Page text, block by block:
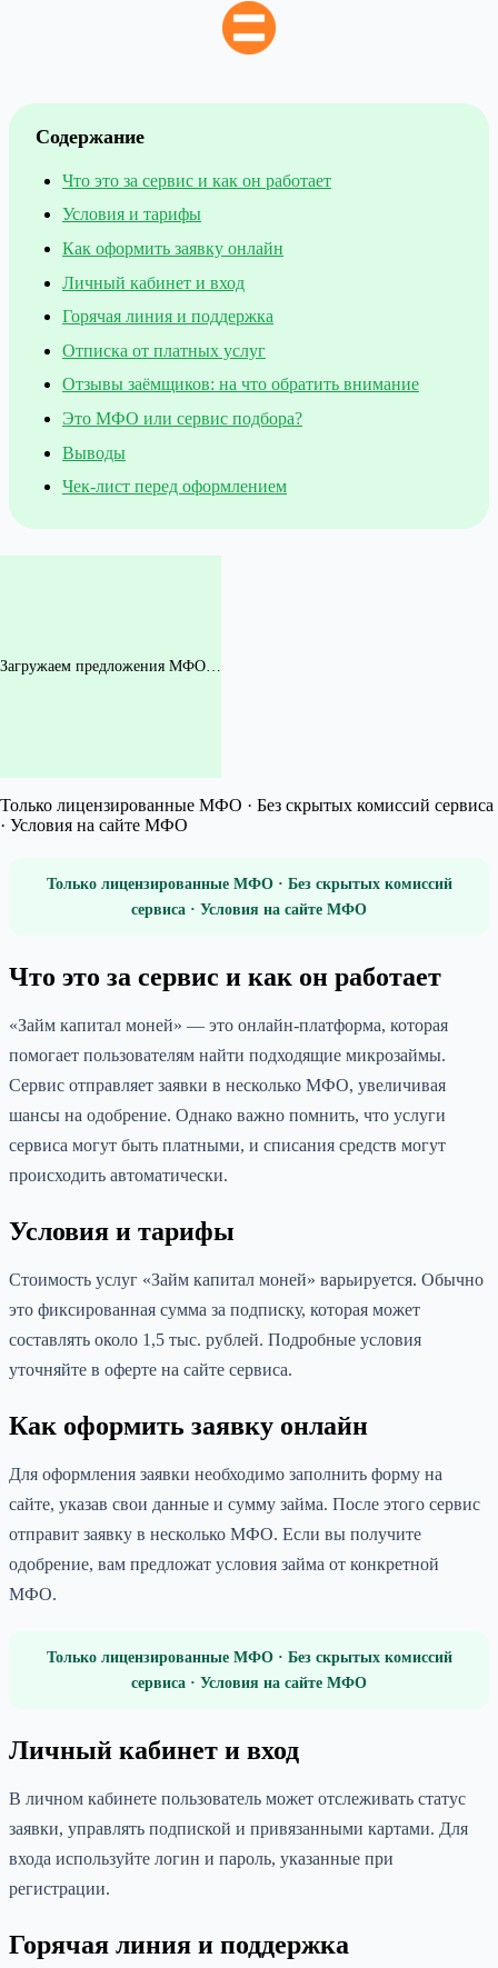
Содержание
Что это за сервис и как он работает
Условия и тарифы
Как оформить заявку онлайн
Личный кабинет и вход
Горячая линия и поддержка
Отписка от платных услуг
Отзывы заёмщиков: на что обратить внимание
Это МФО или сервис подбора?
Выводы
Чек-лист перед оформлением
Загружаем предложения МФО…
Только лицензированные МФО · Без скрытых комиссий сервиса
· Условия на сайте МФО
Только лицензированные МФО · Без скрытых комиссий
сервиса · Условия на сайте МФО
Что это за сервис и как он работает
«Займ капитал моней» — это онлайн-платформа, которая
помогает пользователям найти подходящие микрозаймы.
Сервис отправляет заявки в несколько МФО, увеличивая
шансы на одобрение. Однако важно помнить, что услуги
сервиса могут быть платными, и списания средств могут
происходить автоматически.
Условия и тарифы
Стоимость услуг «Займ капитал моней» варьируется. Обычно
это фиксированная сумма за подписку, которая может
составлять около 1,5 тыс. рублей. Подробные условия
уточняйте в оферте на сайте сервиса.
Как оформить заявку онлайн
Для оформления заявки необходимо заполнить форму на
сайте, указав свои данные и сумму займа. После этого сервис
отправит заявку в несколько МФО. Если вы получите
одобрение, вам предложат условия займа от конкретной
МФО.
Только лицензированные МФО · Без скрытых комиссий
сервиса · Условия на сайте МФО
Личный кабинет и вход
В личном кабинете пользователь может отслеживать статус
заявки, управлять подпиской и привязанными картами. Для
входа используйте логин и пароль, указанные при
регистрации.
Горячая линия и поддержка